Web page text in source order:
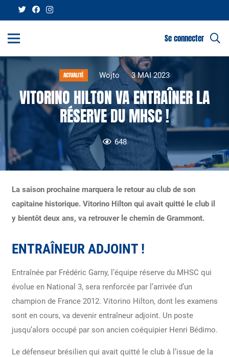
Se connecter
ACTUALITÉ Wojto 3 MAI 2023
VITORINO HILTON VA ENTRAÎNER LA
RÉSERVE DU MHSC !
648
La saison prochaine marquera le retour au club de son
capitaine historique. Vitorino Hilton qui avait quitté le club il
y bientôt deux ans, va retrouver le chemin de Grammont.
ENTRAÎNEUR ADJOINT !
Entraînée par Frédéric Garny, l’équipe réserve du MHSC qui
évolue en National 3, sera renforcée par l’arrivée d’un
champion de France 2012. Vitorino Hilton, dont les examens
sont en cours, va devenir entraîneur adjoint. Un poste
jusqu’alors occupé par son ancien coéquipier Henri Bédimo.
Le défenseur brésilien qui avait quitté le club à l’issue de la